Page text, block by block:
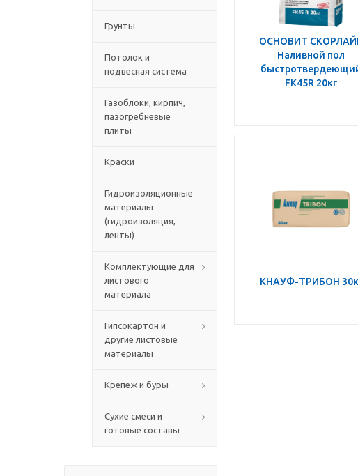
Грунты
Потолок и
подвесная система
Газоблоки, кирпич,
пазогребневые
плиты
Краски
Гидроизоляционные
материалы
(гидроизоляция,
ленты)
Комплектующие для
листового
материала
Гипсокартон и
другие листовые
материалы
Крепеж и буры
Сухие смеси и
готовые составы
ОСНОВИТ
Наливной пол
FK45R 20кг
КНАУФ-ТРИБОН